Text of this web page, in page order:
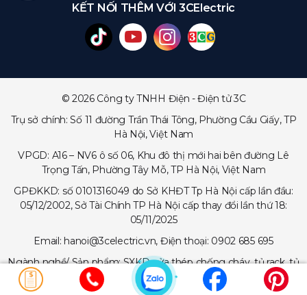
KẾT NỐI THÊM VỚI 3CElectric
© 2026 Công ty TNHH Điện - Điện tử 3C
Trụ sở chính: Số 11 đường Trần Thái Tông, Phường Cầu Giấy, TP
Hà Nội, Việt Nam
VPGD: A16 – NV6 ô số 06, Khu đô thị mới hai bên đường Lê
Trọng Tấn, Phường Tây Mỗ, TP Hà Nội, Việt Nam
GPĐKKD: số 0101316049 do Sở KHĐT Tp Hà Nội cấp lần đầu:
05/12/2002, Sở Tài Chính TP Hà Nội cấp thay đổi lần thứ 18:
05/11/2025
Email: hanoi@3celectric.vn, Điện thoại: 0902 685 695
Ngành nghề/ Sản phẩm: SXKD cửa thép chống cháy, tủ rack, tủ
trạm viễn thông, tủ điện, thang cáp - máng cáp...